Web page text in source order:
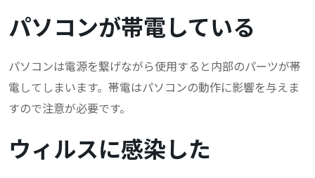
パソコンが帯電している
パソコンは電源を繋げながら使用すると内部のパーツが帯
電してしまいます。帯電はパソコンの動作に影響を与えま
すので注意が必要です。
ウィルスに感染した